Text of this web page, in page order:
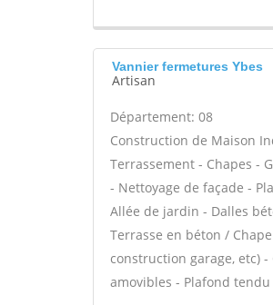
Vannier fermetures Ybes
Artisan
Département: 08
Construction de Maison
Terrassement - Chapes -
- Nettoyage de façade -
Allée de jardin - Dalles
Terrasse en béton /
construction garage, etc)
amovibles - Plafond tendu